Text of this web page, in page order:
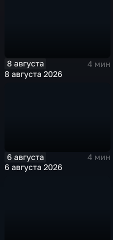
8 августа
4 мин
8 августа 2026
6 августа
4 мин
6 августа 2026